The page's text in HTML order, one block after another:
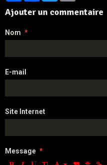
Ajouter un commentaire
Nom
E-mail
Site Internet
Message